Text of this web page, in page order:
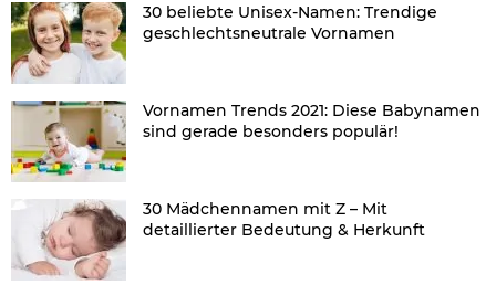
30 beliebte Unisex-Namen: Trendige
geschlechtsneutrale Vornamen
Vornamen Trends 2021: Diese Babynamen
sind gerade besonders populär!
30 Mädchennamen mit Z – Mit
detaillierter Bedeutung & Herkunft